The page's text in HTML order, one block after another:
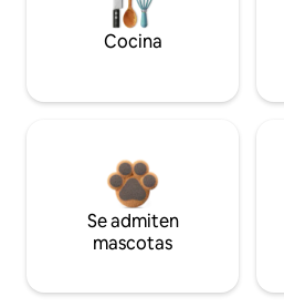
Cocina
Se admiten
mascotas